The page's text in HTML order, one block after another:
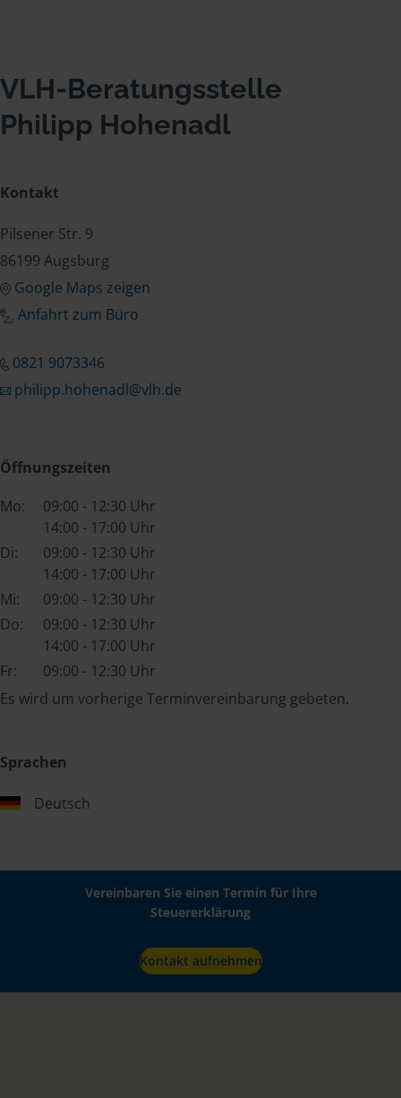
VLH-Beratungsstelle
Philipp Hohenadl
Kontakt
Pilsener Str. 9
86199 Augsburg
Google Maps zeigen
Anfahrt zum Büro
0821 9073346
philipp.hohenadl@vlh.de
Öffnungszeiten
Mo:
09:00 - 12:30 Uhr
14:00 - 17:00 Uhr
Di:
09:00 - 12:30 Uhr
14:00 - 17:00 Uhr
Mi:
09:00 - 12:30 Uhr
Do:
09:00 - 12:30 Uhr
14:00 - 17:00 Uhr
Fr:
09:00 - 12:30 Uhr
Es wird um vorherige Terminvereinbarung gebeten.
Sprachen
Deutsch
Vereinbaren Sie einen Termin für Ihre
Steuererklärung
Kontakt aufnehmen